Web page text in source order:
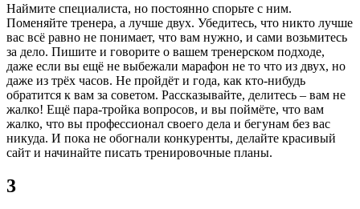
Наймите специалиста, но постоянно спорьте с ним.
Поменяйте тренера, а лучше двух. Убедитесь, что никто лучше
вас всё равно не понимает, что вам нужно, и сами возьмитесь
за дело. Пишите и говорите о вашем тренерском подходе,
даже если вы ещё не выбежали марафон не то что из двух, но
даже из трёх часов. Не пройдёт и года, как кто-нибудь
обратится к вам за советом. Рассказывайте, делитесь – вам не
жалко! Ещё пара-тройка вопросов, и вы поймёте, что вам
жалко, что вы профессионал своего дела и бегунам без вас
никуда. И пока не обогнали конкуренты, делайте красивый
сайт и начинайте писать тренировочные планы.
3